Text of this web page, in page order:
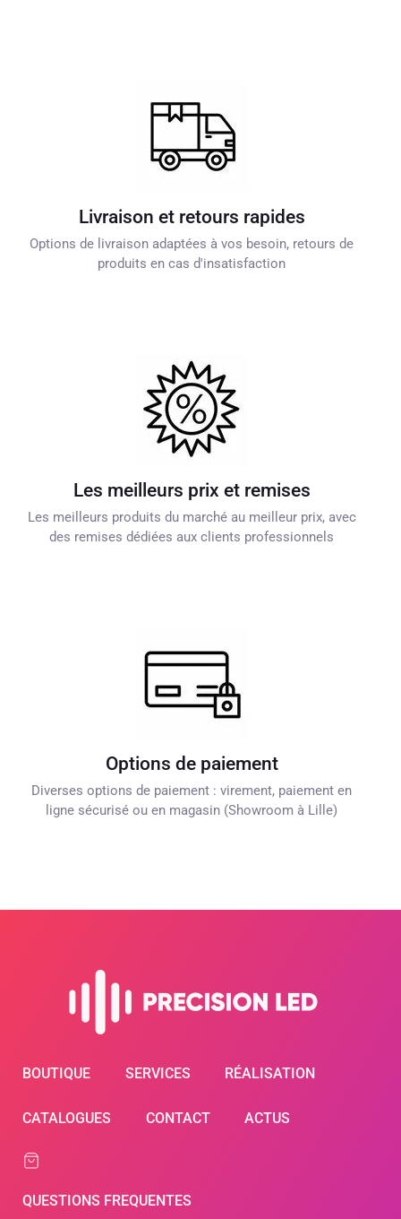
Livraison et retours rapides
Options de livraison adaptées à vos besoin, retours de
produits en cas d'insatisfaction
Les meilleurs prix et remises
Les meilleurs produits du marché au meilleur prix, avec
des remises dédiées aux clients professionnels
Options de paiement
Diverses options de paiement : virement, paiement en
ligne sécurisé ou en magasin (Showroom à Lille)
BOUTIQUE SERVICES RÉALISATION
CATALOGUES CONTACT ACTUS
QUESTIONS FREQUENTES